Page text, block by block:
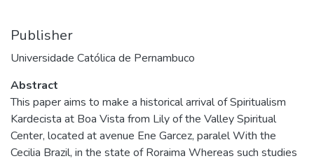
Publisher
Universidade Católica de Pernambuco
Abstract
This paper aims to make a historical arrival of Spiritualism
Kardecista at Boa Vista from Lily of the Valley Spiritual
Center, located at avenue Ene Garcez, paralel With the
Cecilia Brazil, in the state of Roraima Whereas such studies